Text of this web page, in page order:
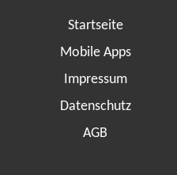
Startseite
Mobile Apps
Impressum
Datenschutz
AGB